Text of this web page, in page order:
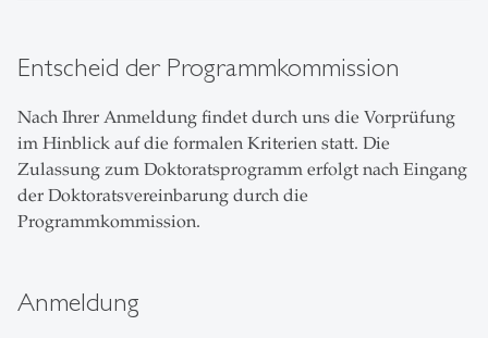
Entscheid der Programmkommission
Nach Ihrer Anmeldung findet durch uns die Vorprüfung
im Hinblick auf die formalen Kriterien statt. Die
Zulassung zum Doktoratsprogramm erfolgt nach Eingang
der Doktoratsvereinbarung durch die
Programmkommission.
Anmeldung